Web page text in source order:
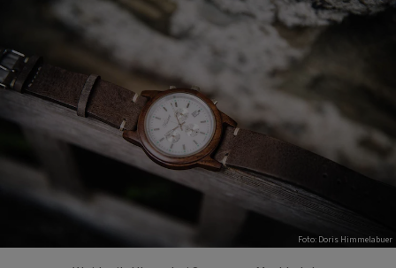
Foto: Doris Himmelabuer